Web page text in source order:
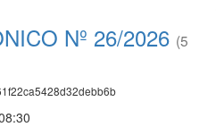
Nº 26/2026 (5